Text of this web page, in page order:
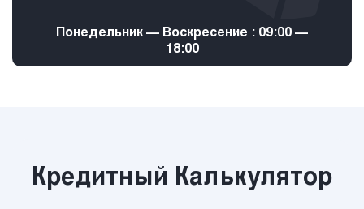
Понедельник — Воскресение : 09:00 —
18:00
Кредитный Калькулятор